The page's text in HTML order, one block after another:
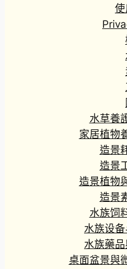
水草養
家居植物
造景
造景
造景植物
造景
水族饲
水族设
水族藥
桌面盆景與